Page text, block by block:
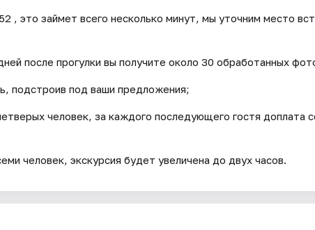
, это займет всего несколько минут, мы уточним место
после прогулки вы получите около 30 обработанных
подстроив под ваши предложения;
человек, за каждого последующего гостя доплата
человек, экскурсия будет увеличена до двух часов.